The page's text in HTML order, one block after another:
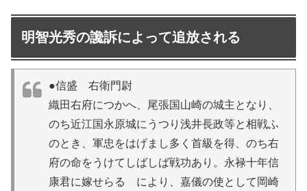
明智光秀の讒訴によって追放される
●信盛 右衛門尉
織田右府につかへ、尾張国山崎の城主となり、
のち近江国永原城にうつり浅井長政等と相戦ふ
のとき、軍忠をはげまし多く首級を得、のち右
府の命をうけてしばしば戦功あり。永禄十年信
康君に嫁せらるゝにより、嘉儀の使として岡崎